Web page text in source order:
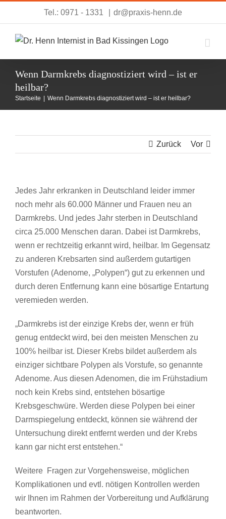
springen
Tel.: 0971 - 1331 dr@praxis-henn.de
Wenn Darmkrebs diagnostiziert wird – ist er
heilbar?
Startseite Wenn Darmkrebs diagnostiziert wird – ist er heilbar?
Zurück Vor
Jedes Jahr erkranken in Deutschland leider immer
noch mehr als 60.000 Männer und Frauen neu an
Darmkrebs. Und jedes Jahr sterben in Deutschland
circa 25.000 Menschen daran. Dabei ist Darmkrebs,
wenn er rechtzeitig erkannt wird, heilbar. Im Gegensatz
zu anderen Krebsarten sind außerdem gutartigen
Vorstufen (Adenome, „Polypen“) gut zu erkennen und
durch deren Entfernung kann eine bösartige Entartung
veremieden werden.
„Darmkrebs ist der einzige Krebs der, wenn er früh
genug entdeckt wird, bei den meisten Menschen zu
100% heilbar ist. Dieser Krebs bildet außerdem als
einziger sichtbare Polypen als Vorstufe, so genannte
Adenome. Aus diesen Adenomen, die im Frühstadium
noch kein Krebs sind, entstehen bösartige
Krebsgeschwüre. Werden diese Polypen bei einer
Darmspiegelung entdeckt, können sie während der
Untersuchung direkt entfernt werden und der Krebs
kann gar nicht erst entstehen.“
Weitere Fragen zur Vorgehensweise, möglichen
Komplikationen und evtl. nötigen Kontrollen werden
wir Ihnen im Rahmen der Vorbereitung und Aufklärung
beantworten.